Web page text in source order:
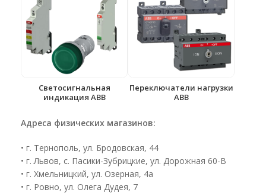
Светосигнальная
индикация ABB
Переключатели нагрузки
ABB
Адреса физических магазинов:
• г. Тернополь, ул. Бродовская, 44
• г. Львов, с. Пасики-Зубрицкие, ул. Дорожная 60-В
• г. Хмельницкий, ул. Озерная, 4а
• г. Ровно, ул. Олега Дудея, 7